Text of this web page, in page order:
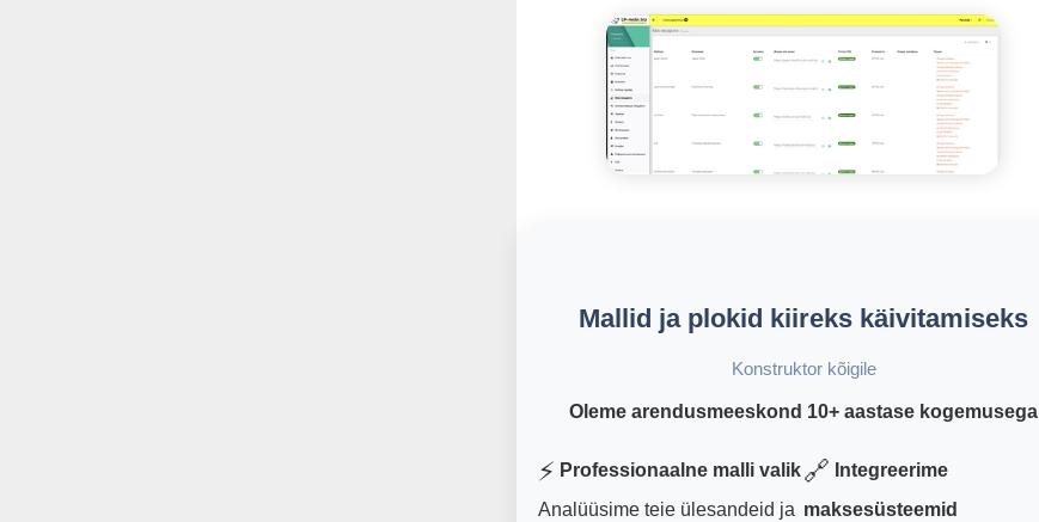
Mallid ja plokid kiireks käivitamiseks
Konstruktor kõigile
Oleme arendusmeeskond 10+ aastase kogemusega
⚡ Professionaalne malli valik
Analüüsime teie ülesandeid ja
🔗 Integreerime
maksesüsteemid